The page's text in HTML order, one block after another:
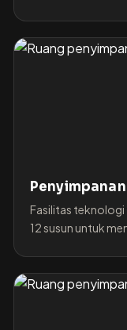
Fasilitas teknologi
12 susun untuk